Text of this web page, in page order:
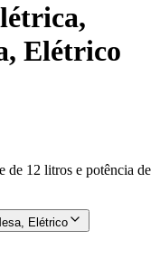
Elétrico
de 12 litros e potência de
Elétrico